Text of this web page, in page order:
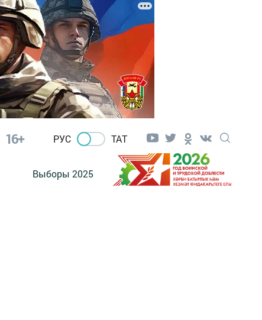
16+ РУС ТАТ
Выборы 2025